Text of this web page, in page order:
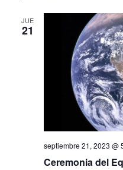
JUE
21
septiembre 21, 2023 @
Ceremonia del